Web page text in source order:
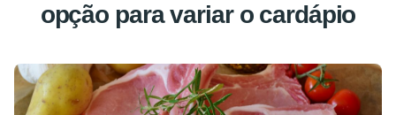
opção para variar o cardápio